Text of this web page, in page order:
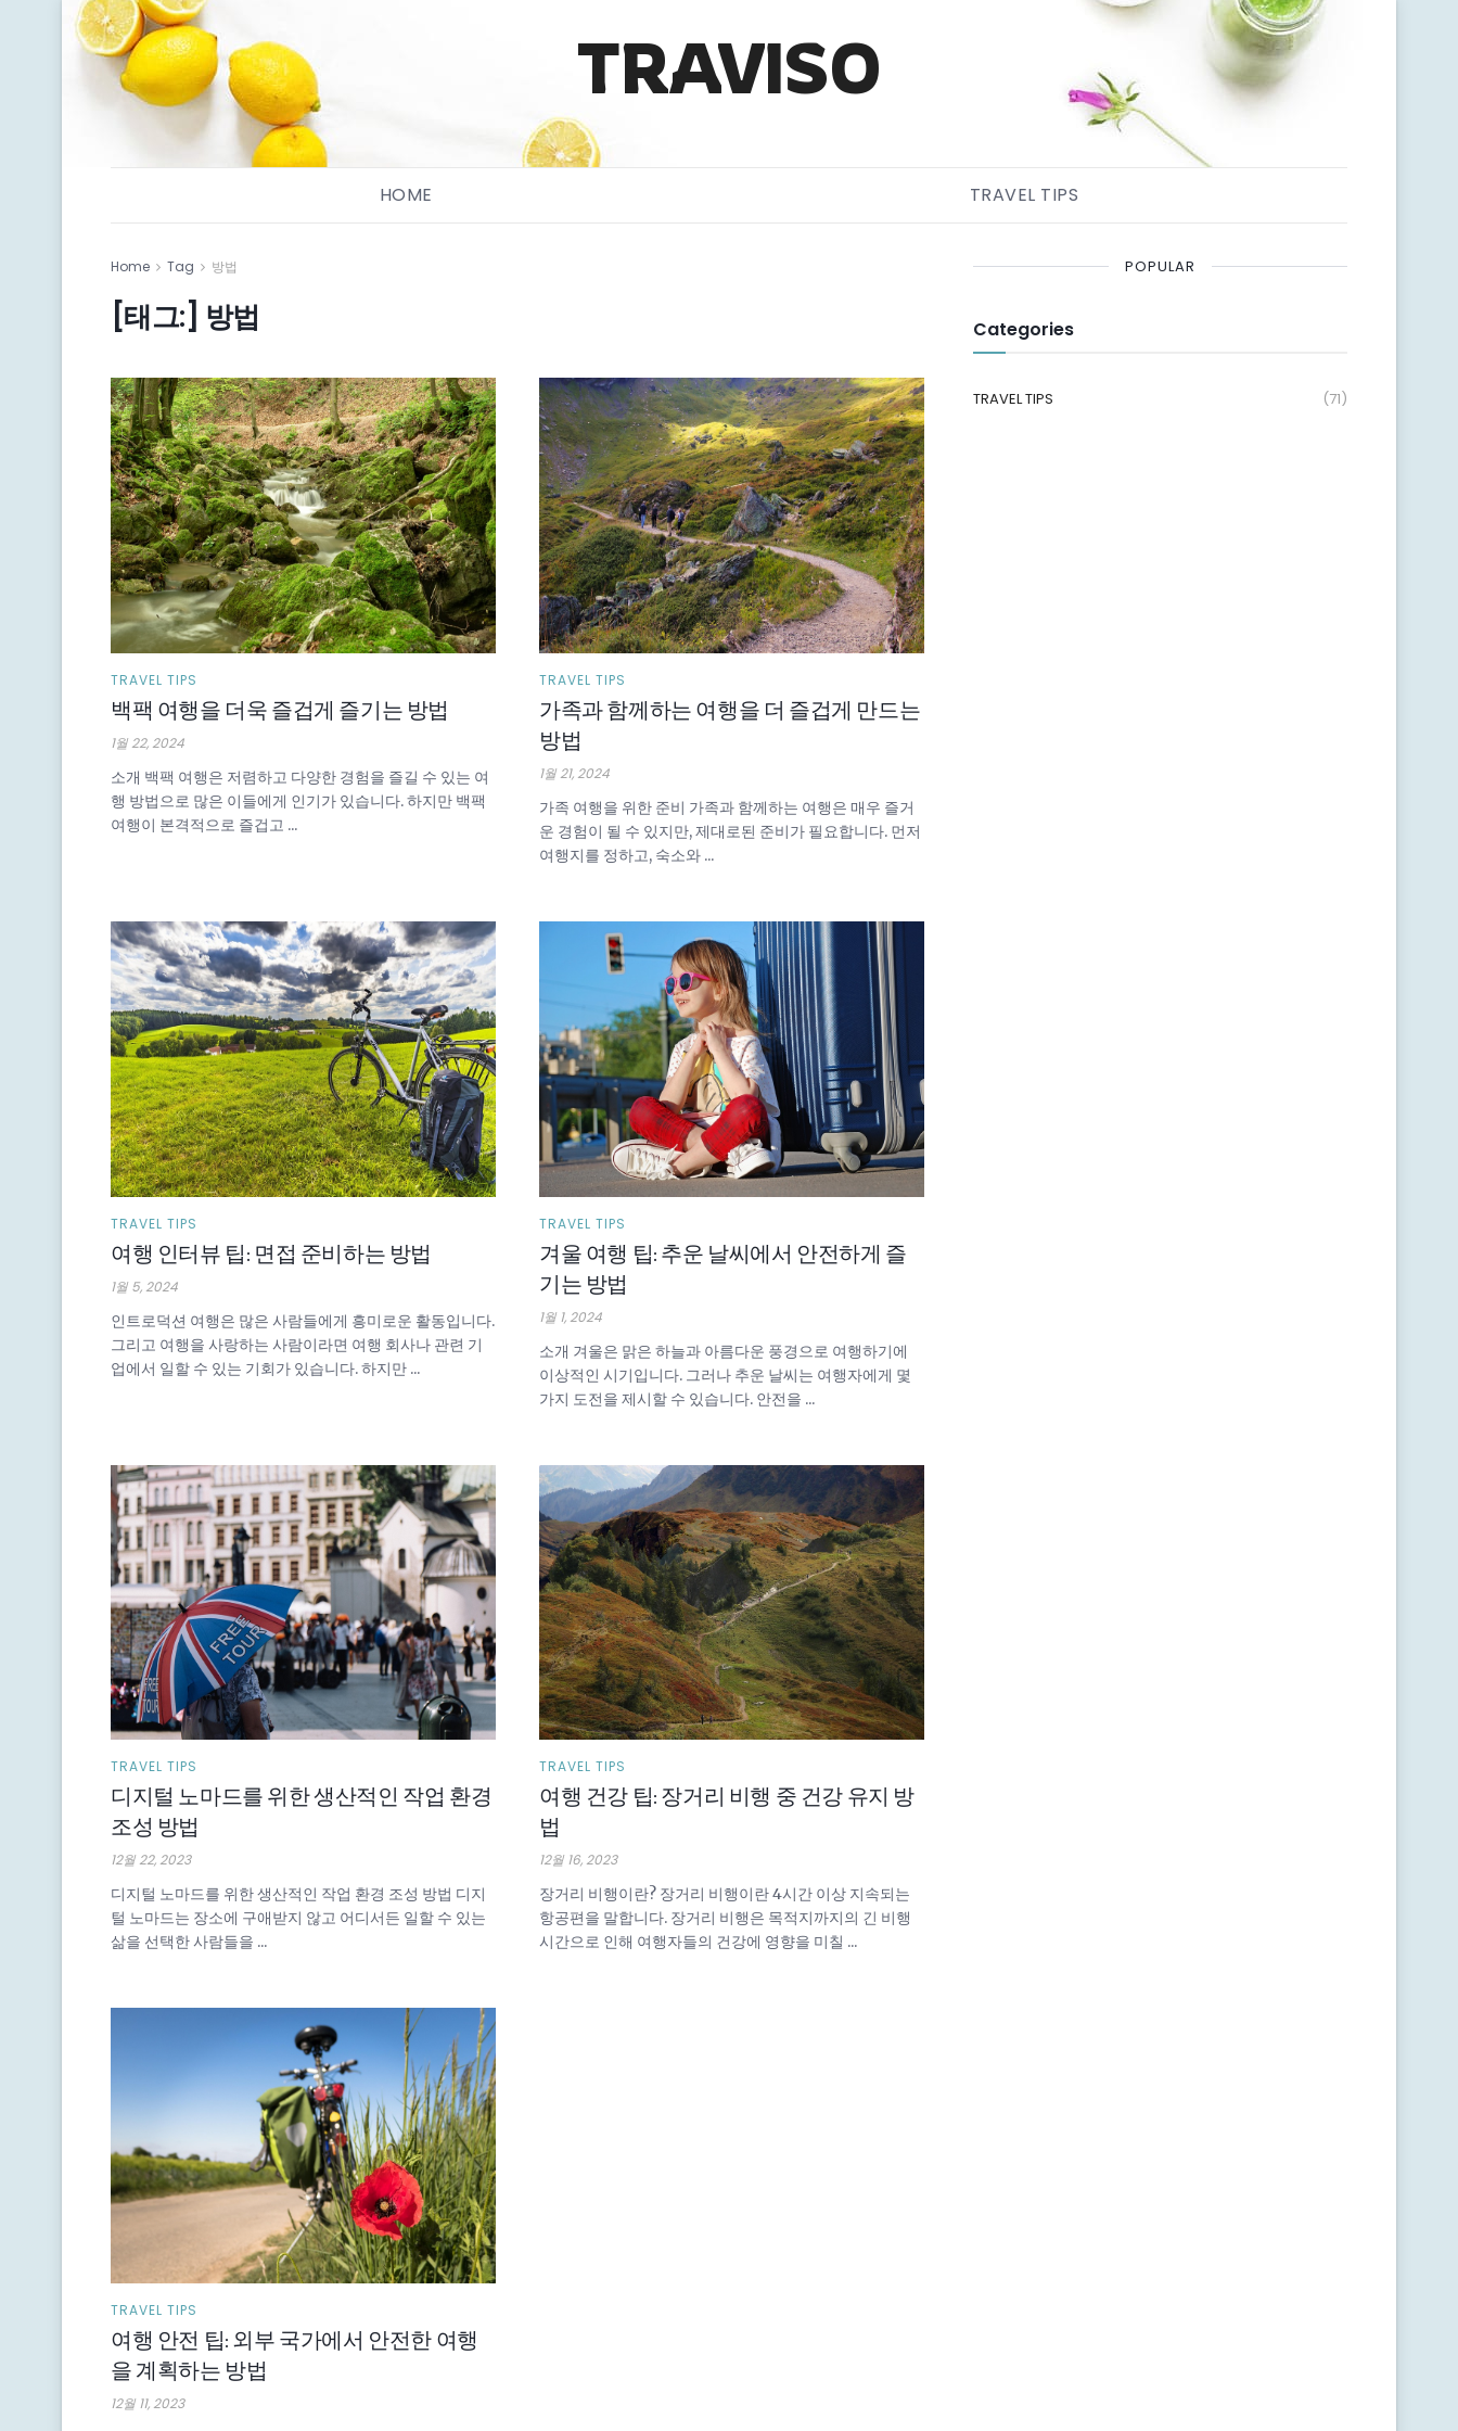
TRAVISO
HOME TRAVEL TIPS
Home Tag 방법
[태그:] 방법
TRAVEL TIPS
백팩 여행을 더욱 즐겁게 즐기는 방법
1월 22, 2024
소개 백팩 여행은 저렴하고 다양한 경험을 즐길 수 있는 여
행 방법으로 많은 이들에게 인기가 있습니다. 하지만 백팩
여행이 본격적으로 즐겁고 ...
TRAVEL TIPS
가족과 함께하는 여행을 더 즐겁게 만드는
방법
1월 21, 2024
가족 여행을 위한 준비 가족과 함께하는 여행은 매우 즐거
운 경험이 될 수 있지만, 제대로된 준비가 필요합니다. 먼저
여행지를 정하고, 숙소와 ...
TRAVEL TIPS
여행 인터뷰 팁: 면접 준비하는 방법
1월 5, 2024
인트로덕션 여행은 많은 사람들에게 흥미로운 활동입니다.
그리고 여행을 사랑하는 사람이라면 여행 회사나 관련 기
업에서 일할 수 있는 기회가 있습니다. 하지만 ...
TRAVEL TIPS
겨울 여행 팁: 추운 날씨에서 안전하게 즐
기는 방법
1월 1, 2024
소개 겨울은 맑은 하늘과 아름다운 풍경으로 여행하기에
이상적인 시기입니다. 그러나 추운 날씨는 여행자에게 몇
가지 도전을 제시할 수 있습니다. 안전을 ...
TRAVEL TIPS
디지털 노마드를 위한 생산적인 작업 환경
조성 방법
12월 22, 2023
디지털 노마드를 위한 생산적인 작업 환경 조성 방법 디지
털 노마드는 장소에 구애받지 않고 어디서든 일할 수 있는
삶을 선택한 사람들을 ...
TRAVEL TIPS
여행 건강 팁: 장거리 비행 중 건강 유지 방
법
12월 16, 2023
장거리 비행이란? 장거리 비행이란 4시간 이상 지속되는
항공편을 말합니다. 장거리 비행은 목적지까지의 긴 비행
시간으로 인해 여행자들의 건강에 영향을 미칠 ...
TRAVEL TIPS
여행 안전 팁: 외부 국가에서 안전한 여행
을 계획하는 방법
12월 11, 2023
POPULAR
Categories
TRAVEL TIPS (71)